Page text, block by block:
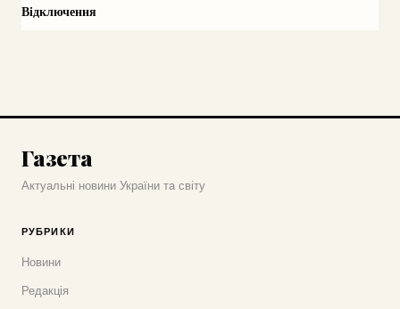
Відключення
Газета
Актуальні новини України та світу
РУБРИКИ
Новини
Редакція